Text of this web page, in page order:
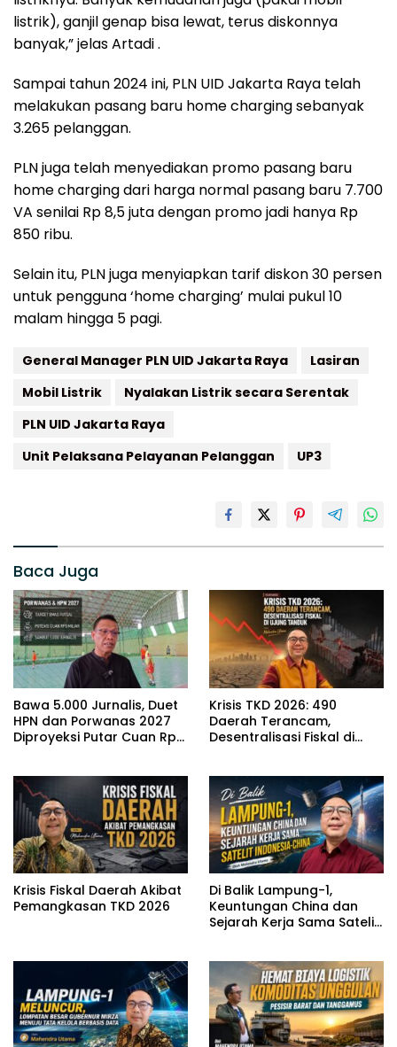
listrik), ganjil genap bisa lewat, terus diskonnya
banyak,” jelas Artadi .
Sampai tahun 2024 ini, PLN UID Jakarta Raya telah
melakukan pasang baru home charging sebanyak
3.265 pelanggan.
PLN juga telah menyediakan promo pasang baru
home charging dari harga normal pasang baru 7.700
VA senilai Rp 8,5 juta dengan promo jadi hanya Rp
850 ribu.
Selain itu, PLN juga menyiapkan tarif diskon 30 persen
untuk pengguna ‘home charging’ mulai pukul 10
malam hingga 5 pagi.
General Manager PLN UID Jakarta Raya
Lasiran
Mobil Listrik
Nyalakan Listrik secara Serentak
PLN UID Jakarta Raya
Unit Pelaksana Pelayanan Pelanggan
UP3
Baca Juga
Bawa 5.000 Jurnalis, Duet
HPN dan Porwanas 2027
Diproyeksi Putar Cuan Rp5
Krisis TKD 2026: 490
Daerah Terancam,
Desentralisasi Fiskal di
Krisis Fiskal Daerah Akibat
Pemangkasan TKD 2026
Di Balik Lampung-1,
Keuntungan China dan
Sejarah Kerja Sama Satelit